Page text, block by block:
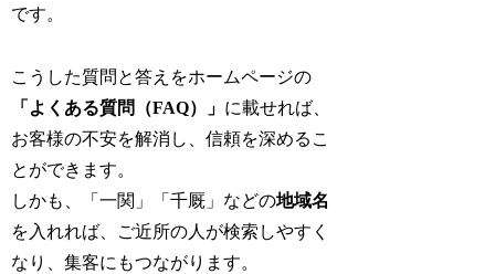
です。
こうした質問と答えをホームページの
「よくある質問（FAQ）」 に載せれば、
お客様の不安を解消し、信頼を深めるこ
とができます。
しかも、「一関」「千厩」などの地域名
を入れれば、ご近所の人が検索しやすく
なり、集客にもつながります。